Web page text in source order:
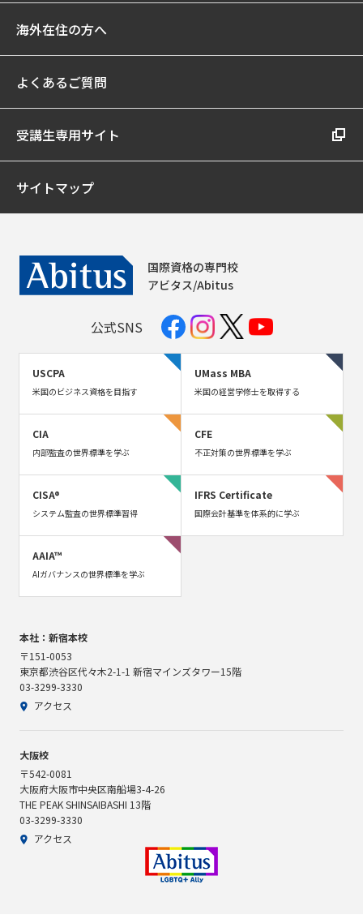
海外在住の方へ
よくあるご質問
受講生専用サイト
サイトマップ
国際資格の専門校
アビタス/Abitus
公式SNS
USCPA
米国のビジネス資格を目指す
UMass MBA
米国の経営学修士を取得する
CIA
内部監査の世界標準を学ぶ
CFE
不正対策の世界標準を学ぶ
CISA®
システム監査の世界標準習得
IFRS Certificate
国際会計基準を体系的に学ぶ
AAIA™
AIガバナンスの世界標準を学ぶ
本社：新宿本校
〒151-0053
東京都渋谷区代々木2-1-1 新宿マインズタワー15階
03-3299-3330
アクセス
大阪校
〒542-0081
大阪府大阪市中央区南船場3-4-26
THE PEAK SHINSAIBASHI 13階
03-3299-3330
アクセス